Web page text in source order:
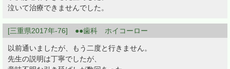
泣いて治療できませんでした。
[三重県2017年-76] ●●歯科 ホイコーロー
以前通いましたが、もう二度と行きません。
先生の説明は丁寧でしたが、